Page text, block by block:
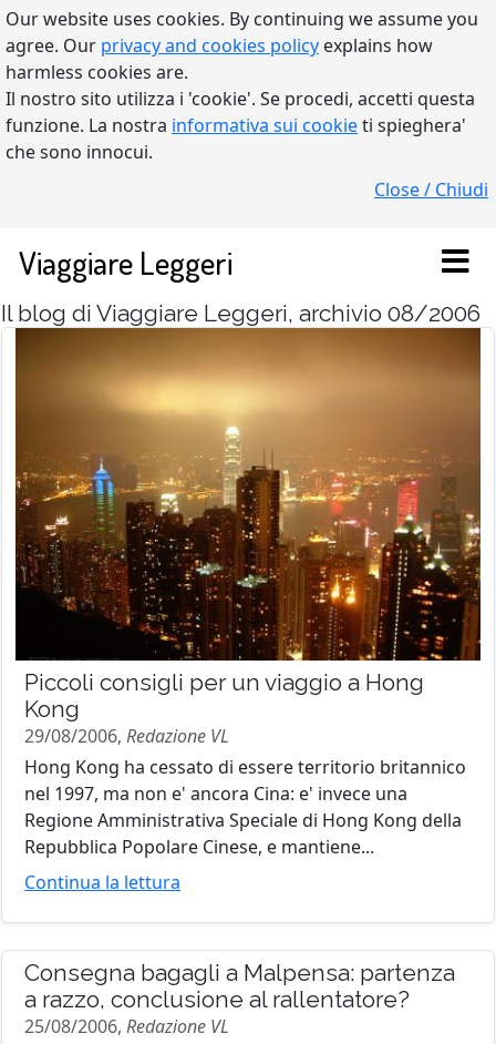
Our website uses cookies. By continuing we assume you
agree. Our privacy and cookies policy explains how
harmless cookies are.
Il nostro sito utilizza i 'cookie'. Se procedi, accetti questa
funzione. La nostra informativa sui cookieti spieghera'
che sono innocui.
Close / Chiudi
Viaggiare Leggeri
Il blog di Viaggiare Leggeri, archivio 08/2006
Piccoli consigli per un viaggio a Hong
Kong
29/08/2006, Redazione VL
Hong Kong ha cessato di essere territorio britannico
nel 1997, ma non e' ancora Cina: e' invece una
Regione Amministrativa Speciale di Hong Kong della
Repubblica Popolare Cinese, e mantiene...
Continua la lettura
Consegna bagagli a Malpensa: partenza
a razzo, conclusione al rallentatore?
25/08/2006, Redazione VL